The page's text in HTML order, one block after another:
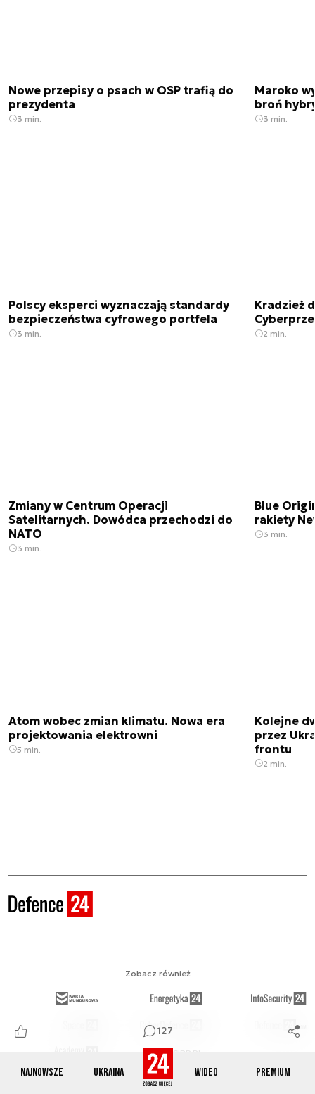
Najnowsze Ukraina Wideo Premium
127
Nowe przepisy o psach w OSP trafią do
prezydenta
3 min.
Maroko
broń
3 min.
Polscy eksperci wyznaczają standardy
bezpieczeństwa cyfrowego portfela
3 min.
Kradzież
2 min.
Zmiany w Centrum Operacji
Satelitarnych. Dowódca przechodzi do
NATO
3 min.
Blue
rakiety
3 min.
Atom wobec zmian klimatu. Nowa era
projektowania elektrowni
5 min.
Kolejne
przez
frontu
2 min.
Zobacz również
KADECIRP.PL